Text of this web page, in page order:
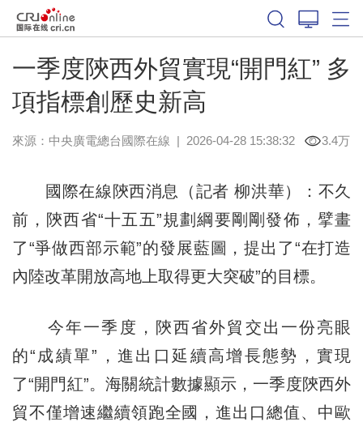
一季度陝西外貿實現“開門紅” 多
項指標創歷史新高
來源：中央廣電總台國際在線 | 2026-04-28 15:38:32 3.4万
國際在線陝西消息（記者 柳洪華）：不久
前，陝西省“十五五”規劃綱要剛剛發佈，擘畫
了“爭做西部示範”的發展藍圖，提出了“在打造
內陸改革開放高地上取得更大突破”的目標。
今年一季度，陝西省外貿交出一份亮眼
的“成績單”，進出口延續高增長態勢，實現
了“開門紅”。海關統計數據顯示，一季度陝西外
貿不僅增速繼續領跑全國，進出口總值、中歐